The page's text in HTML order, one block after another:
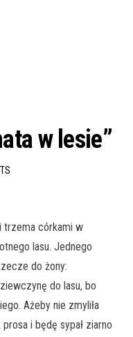
w lesie”
trzema córkami w
lasu. Jednego
do żony:
do lasu, bo
Ażeby nie zmyliła
i będę sypał ziarno